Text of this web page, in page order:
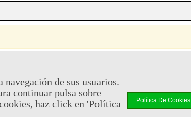
si
Teléfono y Whatsapp +34 644 110 737
email: atencionalcliente@cuernavilla.com
de sus usuarios.
continuar pulsa sobre
haz click en 'Política
Política De Cookies